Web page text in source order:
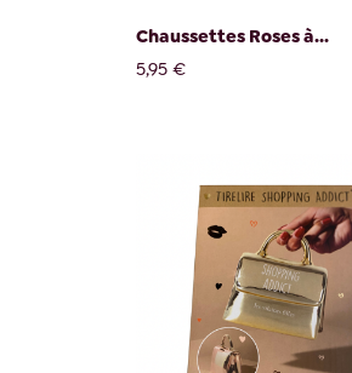
Chaussettes Roses à...
5,95 €